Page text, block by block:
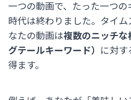
一つの動画で、たった一つの
時代は終わりました。タイ
なたの動画は複数のニッチ
グテールキーワード） に対す
得ます。